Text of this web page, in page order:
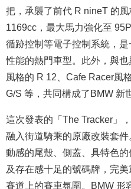
把，承襲了前代 R nineT 的
1169cc，最大馬力強化至
循跡控制等電子控制系統，
性能的熱門車型。此外，與
風格的 R 12、Cafe Racer風
G/S 等，共同構成了BMW 新
這次發表的「The Tracker」
融入街道騎乘的原廠改裝套
動感的尾殼、側蓋、具特色
及存在感十足的號碼牌，完
賽道上的賽車氛圍。 BMW 形